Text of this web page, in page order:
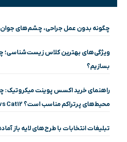
چگونه بدون عمل جراحی، چشم‌های
ویژگی‌های بهترین کلاس زیست‌شناسی؛
بسازیم؟
راهنمای خرید اکسس پوینت میکروتیک:
محیط‌های پرتراکم مناسب است؟ Cat4 vs Cat6 vs Cat12
تبلیغات انتخابات با طرح‌های لایه باز